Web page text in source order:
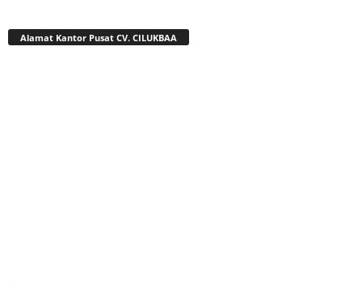
Alamat Kantor Pusat CV. CILUKBAA